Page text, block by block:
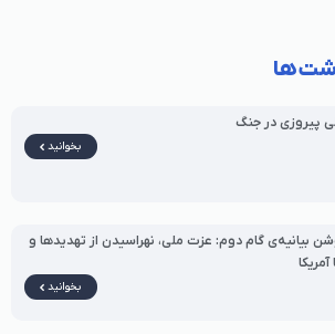
پیروزی در جنگ
بخوانید
بیانیه‌ی گام دوم: عزت ملی، نهراسیدن از تهدیدها و
بخوانید